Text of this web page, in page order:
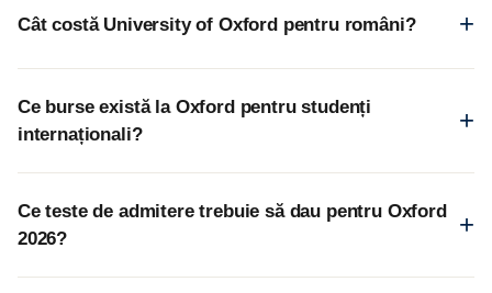
Cât costă University of Oxford pentru români?
Ce burse există la Oxford pentru studenți
internaționali?
Ce teste de admitere trebuie să dau pentru Oxford
2026?